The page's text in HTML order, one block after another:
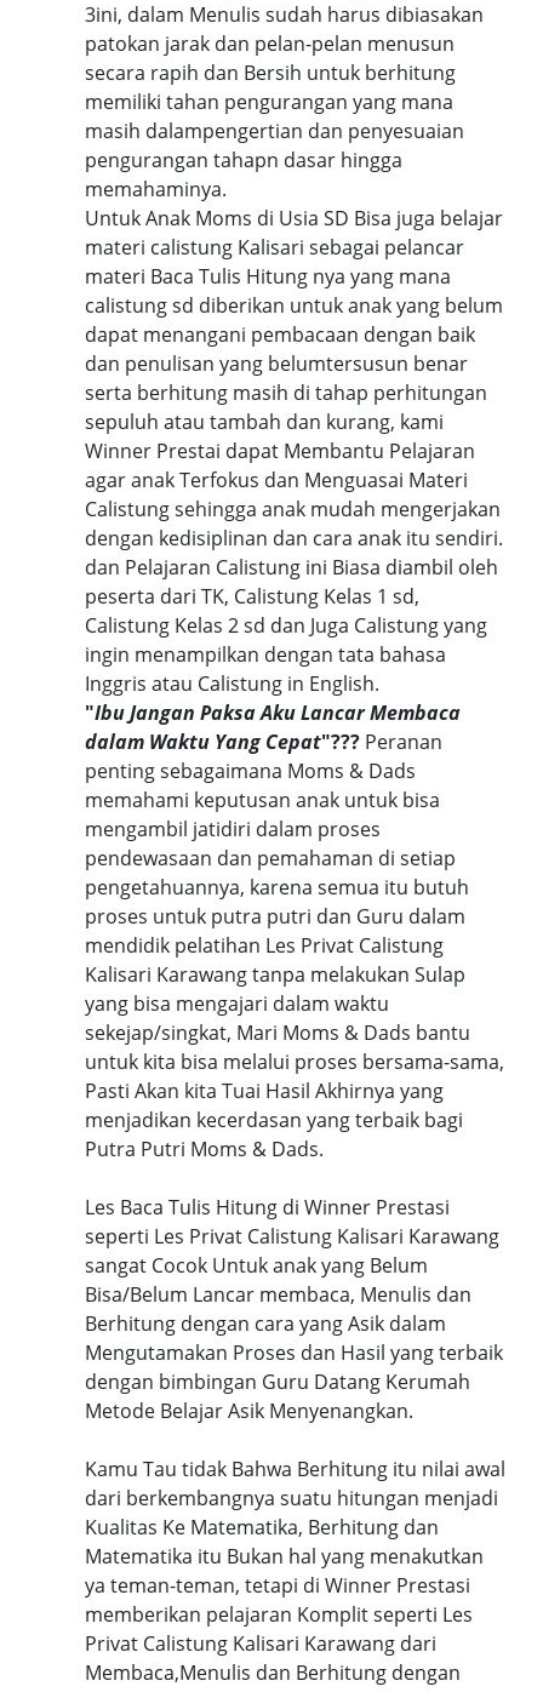
3ini, dalam Menulis sudah harus dibiasakan
patokan jarak dan pelan-pelan menusun
secara rapih dan Bersih untuk berhitung
memiliki tahan pengurangan yang mana
masih dalampengertian dan penyesuaian
pengurangan tahapn dasar hingga
memahaminya.
Untuk Anak Moms di Usia SD Bisa juga belajar
materi calistung Kalisari sebagai pelancar
materi Baca Tulis Hitung nya yang mana
calistung sd diberikan untuk anak yang belum
dapat menangani pembacaan dengan baik
dan penulisan yang belumtersusun benar
serta berhitung masih di tahap perhitungan
sepuluh atau tambah dan kurang, kami
Winner Prestai dapat Membantu Pelajaran
agar anak Terfokus dan Menguasai Materi
Calistung sehingga anak mudah mengerjakan
dengan kedisiplinan dan cara anak itu sendiri.
dan Pelajaran Calistung ini Biasa diambil oleh
peserta dari TK, Calistung Kelas 1 sd,
Calistung Kelas 2 sd dan Juga Calistung yang
ingin menampilkan dengan tata bahasa
Inggris atau Calistung in English.
"Ibu Jangan Paksa Aku Lancar Membaca
dalam Waktu Yang Cepat"??? Peranan
penting sebagaimana Moms & Dads
memahami keputusan anak untuk bisa
mengambil jatidiri dalam proses
pendewasaan dan pemahaman di setiap
pengetahuannya, karena semua itu butuh
proses untuk putra putri dan Guru dalam
mendidik pelatihan Les Privat Calistung
Kalisari Karawang tanpa melakukan Sulap
yang bisa mengajari dalam waktu
sekejap/singkat, Mari Moms & Dads bantu
untuk kita bisa melalui proses bersama-sama,
Pasti Akan kita Tuai Hasil Akhirnya yang
menjadikan kecerdasan yang terbaik bagi
Putra Putri Moms & Dads.
Les Baca Tulis Hitung di Winner Prestasi
seperti Les Privat Calistung Kalisari Karawang
sangat Cocok Untuk anak yang Belum
Bisa/Belum Lancar membaca, Menulis dan
Berhitung dengan cara yang Asik dalam
Mengutamakan Proses dan Hasil yang terbaik
dengan bimbingan Guru Datang Kerumah
Metode Belajar Asik Menyenangkan.
Kamu Tau tidak Bahwa Berhitung itu nilai awal
dari berkembangnya suatu hitungan menjadi
Kualitas Ke Matematika, Berhitung dan
Matematika itu Bukan hal yang menakutkan
ya teman-teman, tetapi di Winner Prestasi
memberikan pelajaran Komplit seperti Les
Privat Calistung Kalisari Karawang dari
Membaca,Menulis dan Berhitung dengan